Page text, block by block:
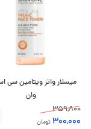
میسلار واتر ویتامین سی
وان
359,800
300,000 تومان